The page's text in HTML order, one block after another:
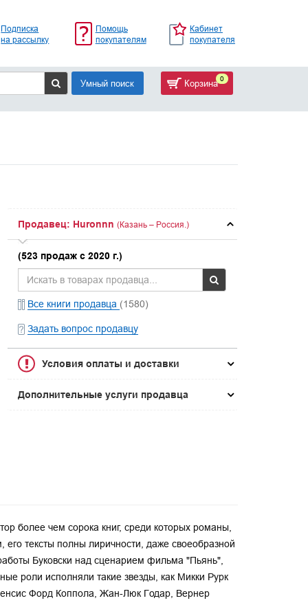
Подписка
на рассылку
Помощь
покупателям
Кабинет
покупателя
Умный поиск Корзина 0
Продавец: Huronnn (Казань – Россия.)
(523 продаж с 2020 г.)
Все книги продавца (1580)
Задать вопрос продавцу
Условия оплаты и доставки
Дополнительные услуги продавца
более чем сорока книг, среди которых романы,
тексты полны лиричности, даже своеобразной
Буковски над сценарием фильма "Пьянь",
роли исполняли такие звезды, как Микки Рурк
Форд Коппола, Жан-Люк Годар, Вернер